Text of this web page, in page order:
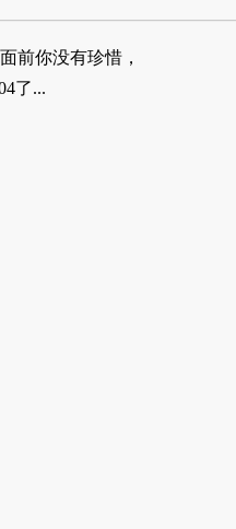
前你没有珍惜，
了...